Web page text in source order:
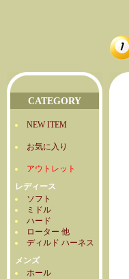
CATEGORY
NEW ITEM
お気に入り
アウトレット
レディース
ソフト
ミドル
ハード
ローター 他
ディルド ハーネス
メンズ
ホール